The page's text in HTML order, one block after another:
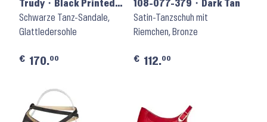
Trudy ⬝ Black Printed
Suede
Schwarze Tanz-Sandale,
Glattledersohle
€ 170.00
108-077-379 ⬝ Dark Tan
Satin-Tanzschuh mit
Riemchen, Bronze
€ 112.00